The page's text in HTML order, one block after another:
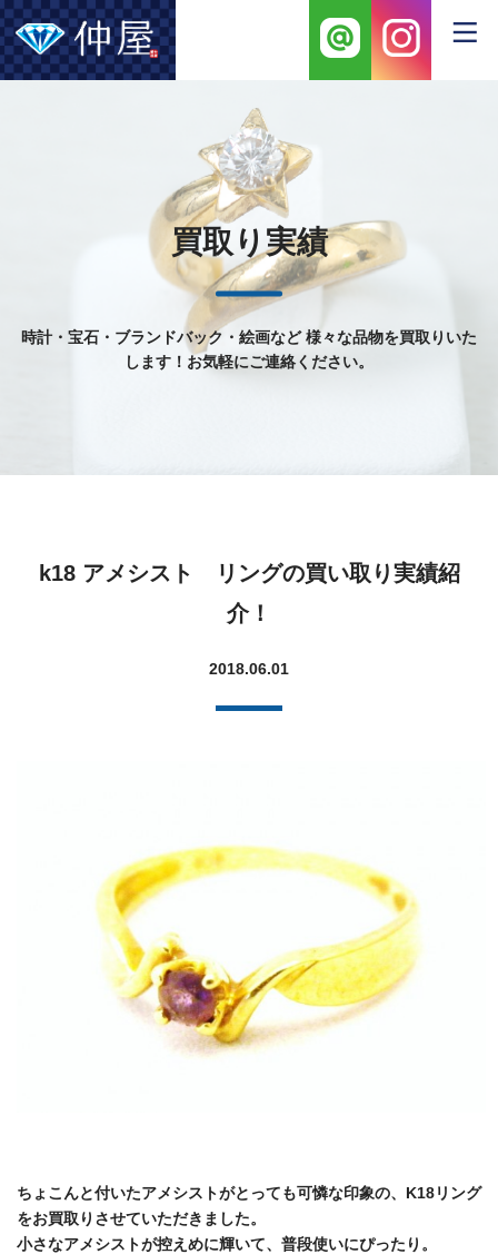
買取り実績
時計・宝石・ブランドバック・絵画など様々な品物を買取りいた
します！お気軽にご連絡ください。
k18 アメシスト リングの買い取り実績紹
介！
2018.06.01
ちょこんと付いたアメシストがとっても可憐な印象の、K18リング
をお買取りさせていただきました。
小さなアメシストが控えめに輝いて、普段使いにぴったり。